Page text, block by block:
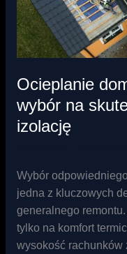
Ocieplanie
wybór na
izolację
Wybór
jedna z kluczowych
generalnego
tylko na komfort
wysokość rachunków
na
skuteczną
i
izolację